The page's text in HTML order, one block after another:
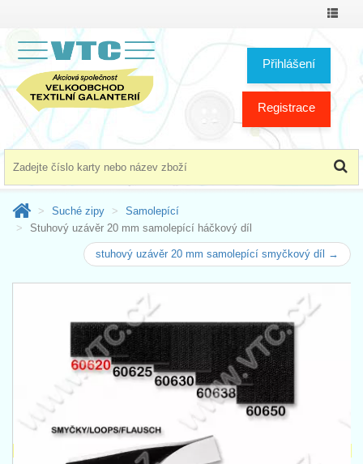
Přihlášení
Registrace
Suché zipy
Samolepící
Stuhový uzávěr 20 mm samolepící háčkový díl
stuhový uzávěr 20 mm samolepící smyčkový díl →